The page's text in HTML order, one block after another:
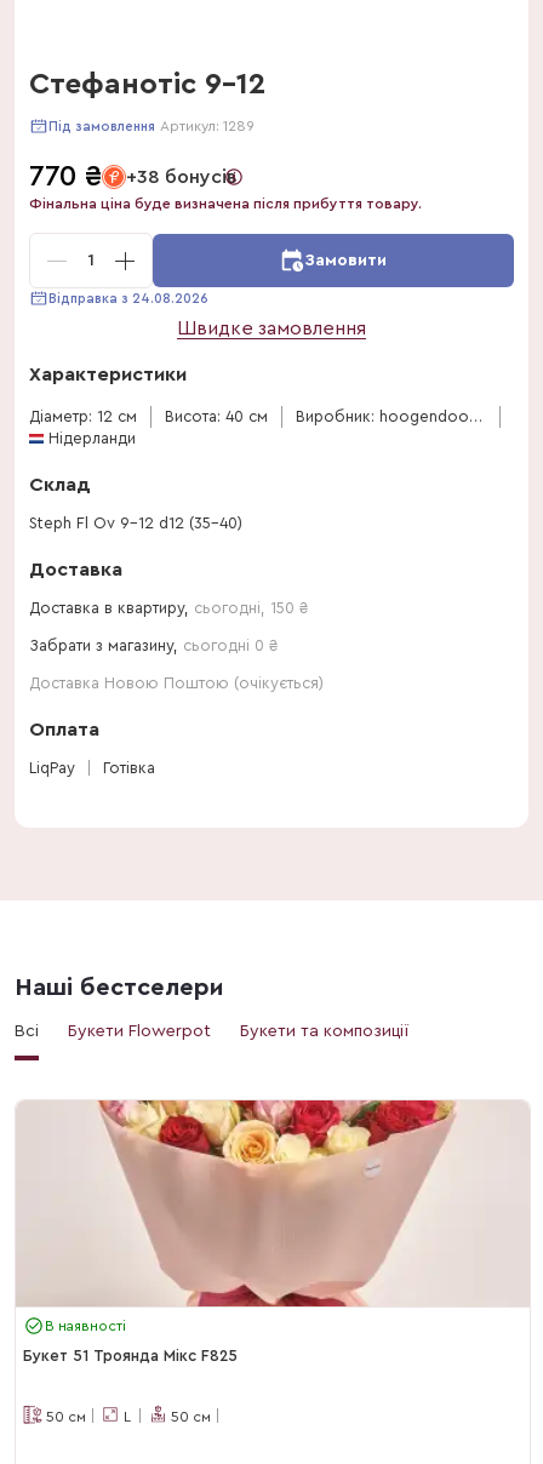
Стефанотіс 9-12
Під замовлення Артикул: 1289
770 ₴ +38 бонусів
Фінальна ціна буде визначена після прибуття товару.
1 Замовити
Відправка з 24.08.2026
Швидке замовлення
Характеристики
Діаметр: 12 см Висота: 40 см
Виробник: hoogendoorn-stephanotis
Нідерланди
Склад
Steph Fl Ov 9-12 d12 (35-40)
Доставка
Доставка в квартиру, сьогодні 150 ₴
Забрати з магазину, сьогодні 0 ₴
Доставка Новою Поштою (очікується)
Оплата
LiqPay Готівка
Наші бестселери
Всі Букети Flowerpot Букети та композиції
В наявності
Букет 51 Троянда Мікс F825
50 см L 50 см